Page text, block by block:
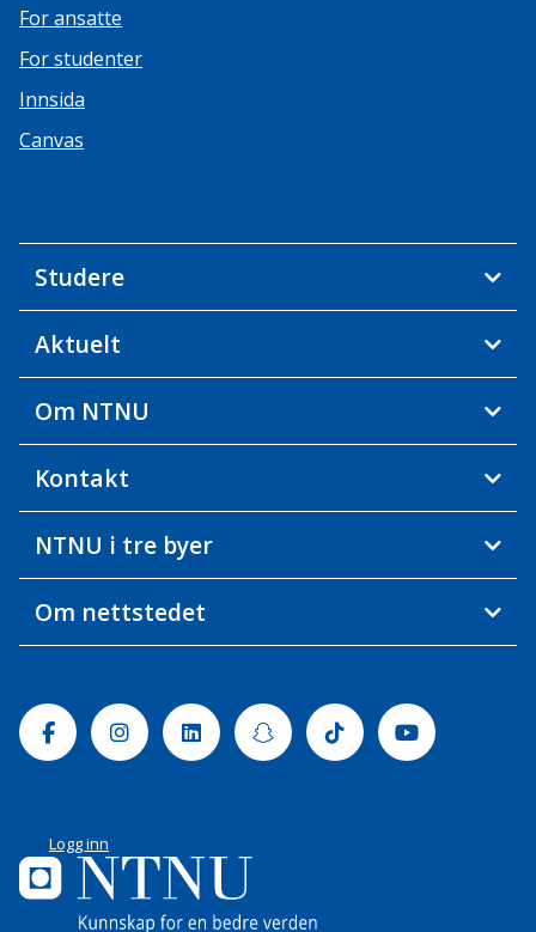
For ansatte
For studenter
Innsida
Canvas
Studere
Aktuelt
Om NTNU
Kontakt
NTNU i tre byer
Om nettstedet
FacebookInstagramLinkedinSnapchatTiktok Youtube
Logg inn